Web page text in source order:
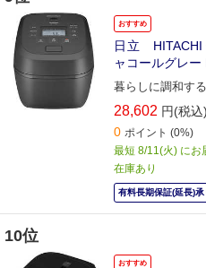
おすすめ
日立 HITACHI
ャコールグレー
暮らしに調和す
28,602 円(税込)
0 ポイント (0%)
最短 8/11(火) にお
在庫あり
有料長期保証(延長)承
10位
おすすめ